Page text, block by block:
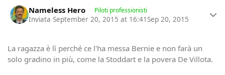
Nameless Hero Piloti professionisti
Inviata September 20, 2015 at 16:41Sep 20, 2015
La ragazza è lì perché ce l'ha messa Bernie e non farà un
solo gradino in più, come la Stoddart e la povera De Villota.